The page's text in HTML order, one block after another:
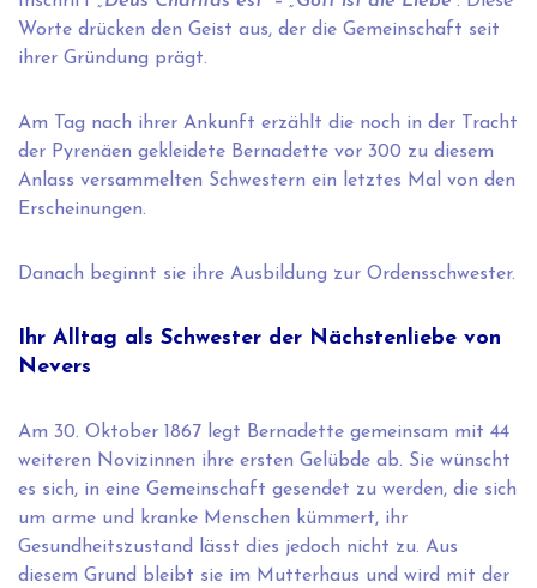
Worte drücken den Geist aus, der die Gemeinschaft seit
ihrer Gründung prägt.
Am Tag nach ihrer Ankunft erzählt die noch in der Tracht
der Pyrenäen gekleidete Bernadette vor 300 zu diesem
Anlass versammelten Schwestern ein letztes Mal von den
Erscheinungen.
Danach beginnt sie ihre Ausbildung zur Ordensschwester.
Ihr Alltag als Schwester der Nächstenliebe von
Nevers
Am 30. Oktober 1867 legt Bernadette gemeinsam mit 44
weiteren Novizinnen ihre ersten Gelübde ab. Sie wünscht
es sich, in eine Gemeinschaft gesendet zu werden, die sich
um arme und kranke Menschen kümmert, ihr
Gesundheitszustand lässt dies jedoch nicht zu. Aus
diesem Grund bleibt sie im Mutterhaus und wird mit der